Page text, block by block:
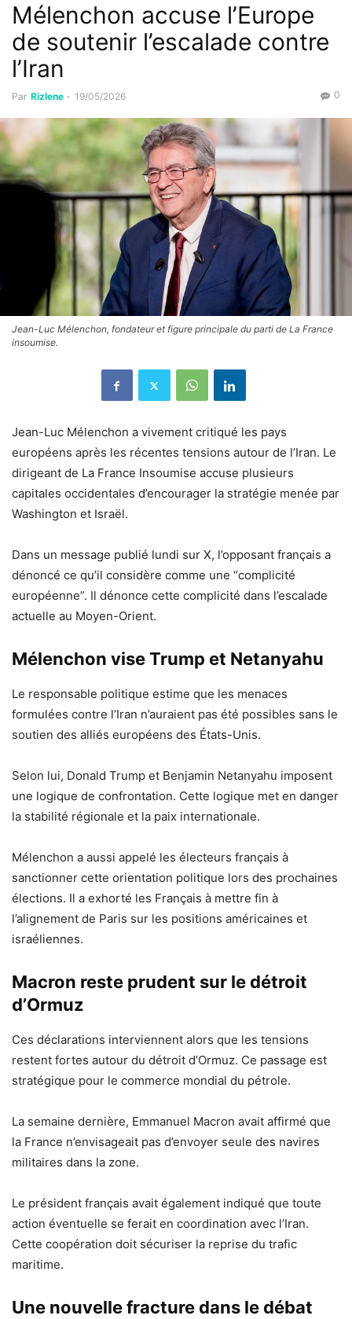
Mélenchon accuse l’Europe
de soutenir l’escalade contre
l’Iran
Par Rizlene - 19/05/2026 0
Jean-Luc Mélenchon, fondateur et figure principale du parti de La France
insoumise.
Jean-Luc Mélenchon a vivement critiqué les pays
européens après les récentes tensions autour de l’Iran. Le
dirigeant de La France Insoumise accuse plusieurs
capitales occidentales d’encourager la stratégie menée par
Washington et Israël.
Dans un message publié lundi sur X, l’opposant français a
dénoncé ce qu’il considère comme une “complicité
européenne”. Il dénonce cette complicité dans l’escalade
actuelle au Moyen-Orient.
Mélenchon vise Trump et Netanyahu
Le responsable politique estime que les menaces
formulées contre l’Iran n’auraient pas été possibles sans le
soutien des alliés européens des États-Unis.
Selon lui, Donald Trump et Benjamin Netanyahu imposent
une logique de confrontation. Cette logique met en danger
la stabilité régionale et la paix internationale.
Mélenchon a aussi appelé les électeurs français à
sanctionner cette orientation politique lors des prochaines
élections. Il a exhorté les Français à mettre fin à
l’alignement de Paris sur les positions américaines et
israéliennes.
Macron reste prudent sur le détroit
d’Ormuz
Ces déclarations interviennent alors que les tensions
restent fortes autour du détroit d’Ormuz. Ce passage est
stratégique pour le commerce mondial du pétrole.
La semaine dernière, Emmanuel Macron avait affirmé que
la France n’envisageait pas d’envoyer seule des navires
militaires dans la zone.
Le président français avait également indiqué que toute
action éventuelle se ferait en coordination avec l’Iran.
Cette coopération doit sécuriser la reprise du trafic
maritime.
Une nouvelle fracture dans le débat